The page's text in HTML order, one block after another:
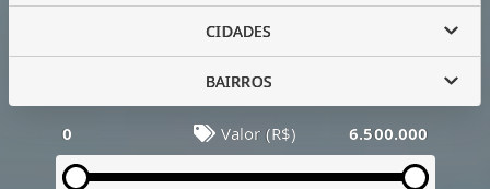
CIDADES
BAIRROS
0 Valor (R$) 6.500.000